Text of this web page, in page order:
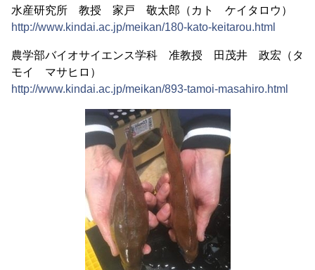
水産研究所 教授 家戸 敬太郎（カト ケイタロウ）
http://www.kindai.ac.jp/meikan/180-kato-keitarou.html
農学部バイオサイエンス学科 准教授 田茂井 政宏（タ
モイ マサヒロ）
http://www.kindai.ac.jp/meikan/893-tamoi-masahiro.html